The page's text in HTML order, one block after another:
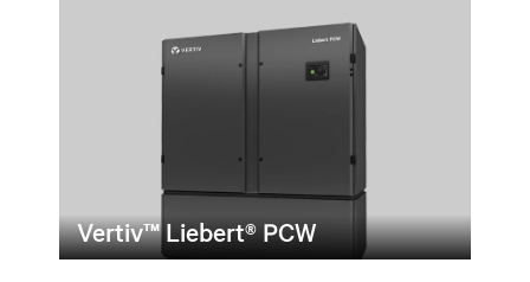
Vertiv™ Liebert® PCW